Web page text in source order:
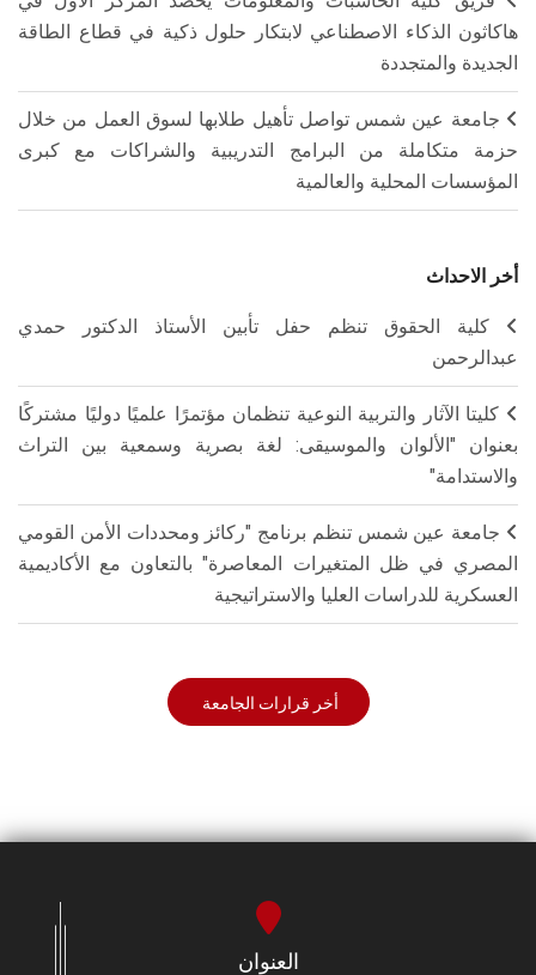
هاكاثون الذكاء الاصطناعي لابتكار حلول ذكية في قطاع الطاقة
الجديدة والمتجددة
جامعة عين شمس تواصل تأهيل طلابها لسوق العمل من خلال
حزمة متكاملة من البرامج التدريبية والشراكات مع كبرى
المؤسسات المحلية والعالمية
أخر الاحداث
كلية الحقوق تنظم حفل تأبين الأستاذ الدكتور حمدي
عبدالرحمن
كليتا الآثار والتربية النوعية تنظمان مؤتمرًا علميًا دوليًا مشتركًا
بعنوان "الألوان والموسيقى: لغة بصرية وسمعية بين التراث
والاستدامة"
جامعة عين شمس تنظم برنامج "ركائز ومحددات الأمن القومي
المصري في ظل المتغيرات المعاصرة" بالتعاون مع الأكاديمية
العسكرية للدراسات العليا والاستراتيجية
أخر قرارات الجامعة
العنوان